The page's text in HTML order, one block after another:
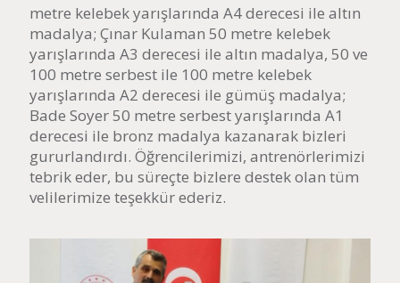
metre kelebek yarışlarında A4 derecesi ile altın
madalya; Çınar Kulaman 50 metre kelebek
yarışlarında A3 derecesi ile altın madalya, 50 ve
100 metre serbest ile 100 metre kelebek
yarışlarında A2 derecesi ile gümüş madalya;
Bade Soyer 50 metre serbest yarışlarında A1
derecesi ile bronz madalya kazanarak bizleri
gururlandırdı. Öğrencilerimizi, antrenörlerimizi
tebrik eder, bu süreçte bizlere destek olan tüm
velilerimize teşekkür ederiz.